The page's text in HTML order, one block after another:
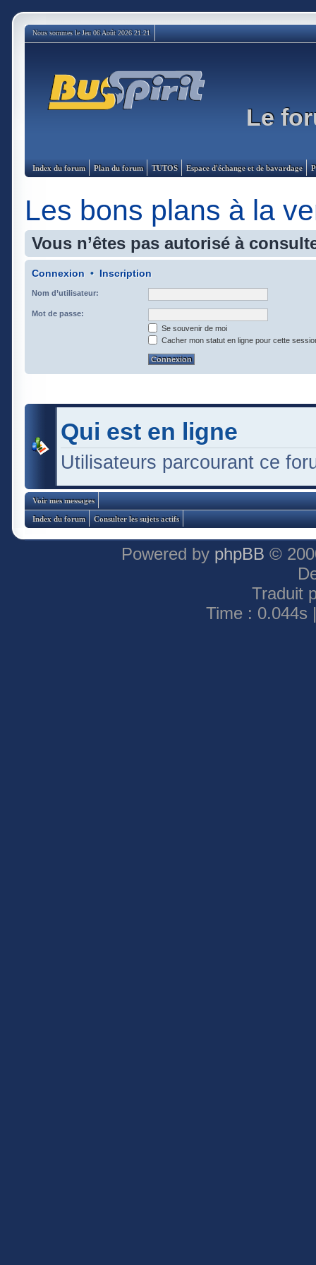
Nous sommes le Jeu 06 Août 2026 21:21
Le
Index du forum Plan du forum TUTOS Espace d'échange et de bavardage
Les bons plans à la
Vous n’êtes pas autorisé à
Connexion • Inscription
Nom d’utilisateur:
Mot de passe:
Se souvenir de moi
Cacher mon statut en ligne pour cette
Qui est en ligne
Utilisateurs parcourant ce
Voir mes messages
Index du forum Consulter les sujets actifs
Powered by phpBB ©
Traduit
Time : 0.044s